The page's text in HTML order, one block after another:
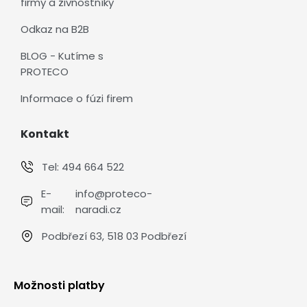
Odkaz na B2B
BLOG - Kutíme s
PROTECO
Informace o fúzi firem
Kontakt
Tel: 494 664 522
E-
mail:
info@proteco-
naradi.cz
Podbřezí 63, 518 03 Podbřezí
Možnosti platby